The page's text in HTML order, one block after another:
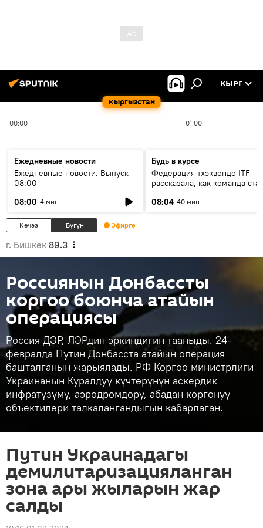
Кыргызстан
КЫРГ
00:00 01:00
Ежедневные новости
Ежедневные новости. Выпуск
08:00
08:00 4 мин
Будь в курсе
Федерация тхэквондо ITF
рассказала, как команда
08:04 40 мин
Кечээ Бүгүн Эфирге
г. Бишкек 89.3
Россиянын Донбассты
коргоо боюнча атайын
операциясы
Россия ДЭР, ЛЭРдин эркиндигин тааныды. 24-
февралда Путин Донбасста атайын операция
башталганын жарыялады. РФ Коргоо министрлиги
Украинанын Куралдуу күчтөрүнүн аскердик
инфратүзүмү, аэродромдору, абадан коргонуу
объектилери талкалангандыгын кабарлаган.
Путин Украинадагы
демилитаризацияланган
зона ары жыларын жар
салды